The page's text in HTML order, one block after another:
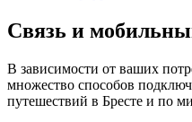
Связь и
В зависимости от ваших
множество способов
путешествий в Бресте и по